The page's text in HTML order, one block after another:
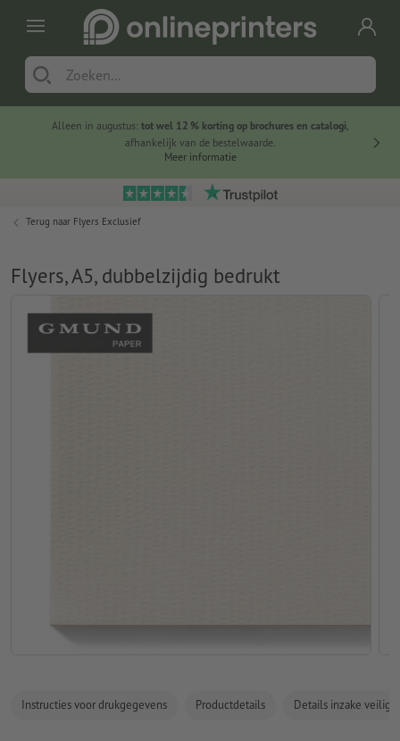
Alleen in augustus: tot wel 12 % korting op brochures en catalogi,
afhankelijk van de bestelwaarde.
Meer informatie
Terug naar Flyers Exclusief
Flyers, A5, dubbelzijdig bedrukt
Instructies voor drukgegevens Productdetails Details inzake